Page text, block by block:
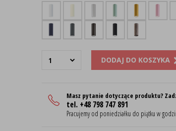
DODAJ DO KOSZYKA
Masz pytanie dotyczące produktu?
tel. +48 798 747 891
Pracujemy od poniedziałku do piątku w